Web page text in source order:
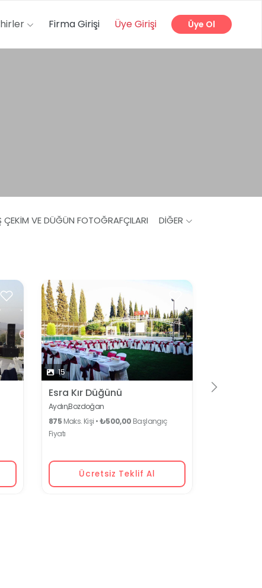
Firma Girişi Üye Girişi Üye Ol
ÇEKIM VE DÜĞÜN FOTOĞRAFÇILARI DIĞER
15
Esra Kır Düğünü
Aydın,Bozdoğan
875 Maks. Kişi •₺500,00 Başlangıç
Fiyatı
Ücretsiz Teklif Al